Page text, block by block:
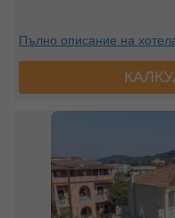
Пълно описание на